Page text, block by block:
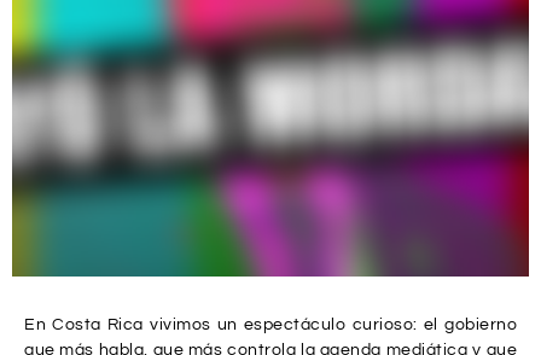
Más allá del show:
En Costa Rica vivimos un espectáculo curioso: el gobierno
que más habla, que más controla la agenda mediática y que